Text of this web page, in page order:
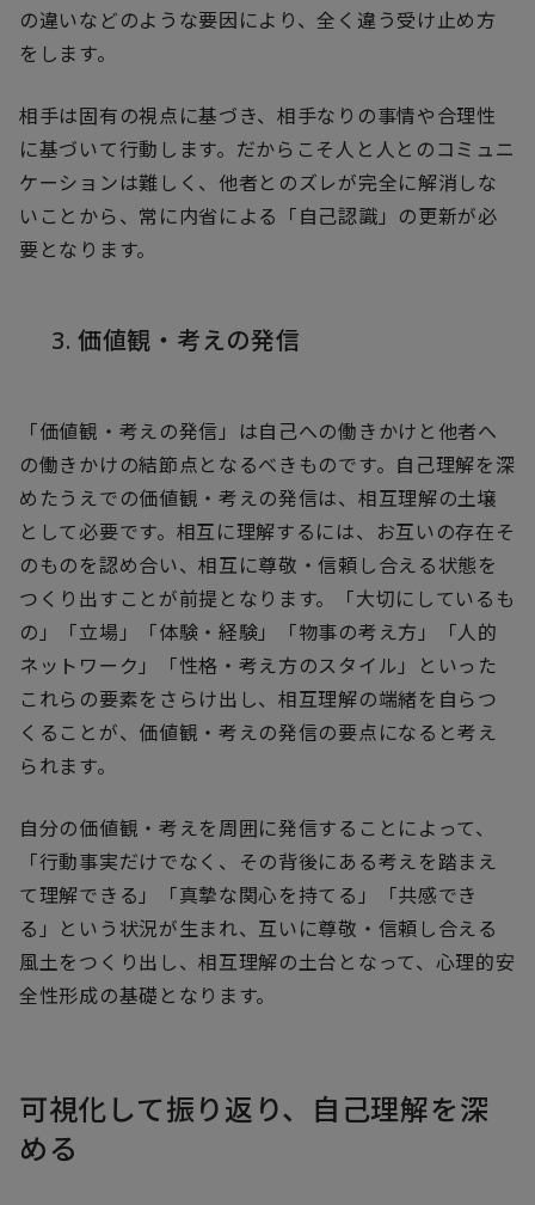
の違いなどのような要因により、全く違う受け止め方
をします。
相手は固有の視点に基づき、相手なりの事情や合理性
に基づいて行動します。だからこそ人と人とのコミュニ
ケーションは難しく、他者とのズレが完全に解消しな
いことから、常に内省による「自己認識」の更新が必
要となります。
3. 価値観・考えの発信
「価値観・考えの発信」は自己への働きかけと他者へ
の働きかけの結節点となるべきものです。自己理解を深
めたうえでの価値観・考えの発信は、相互理解の土壌
として必要です。相互に理解するには、お互いの存在そ
のものを認め合い、相互に尊敬・信頼し合える状態を
つくり出すことが前提となります。「大切にしているも
の」「立場」「体験・経験」「物事の考え方」「人的
ネットワーク」「性格・考え方のスタイル」といった
これらの要素をさらけ出し、相互理解の端緒を自らつ
くることが、価値観・考えの発信の要点になると考え
られます。
自分の価値観・考えを周囲に発信することによって、
「行動事実だけでなく、その背後にある考えを踏まえ
て理解できる」「真摯な関心を持てる」「共感でき
る」という状況が生まれ、互いに尊敬・信頼し合える
風土をつくり出し、相互理解の土台となって、心理的安
全性形成の基礎となります。
可視化して振り返り、自己理解を深
める